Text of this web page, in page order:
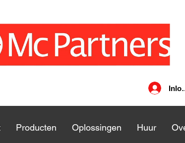
Support Producten Oplossingen
Producten Oplossingen Huur